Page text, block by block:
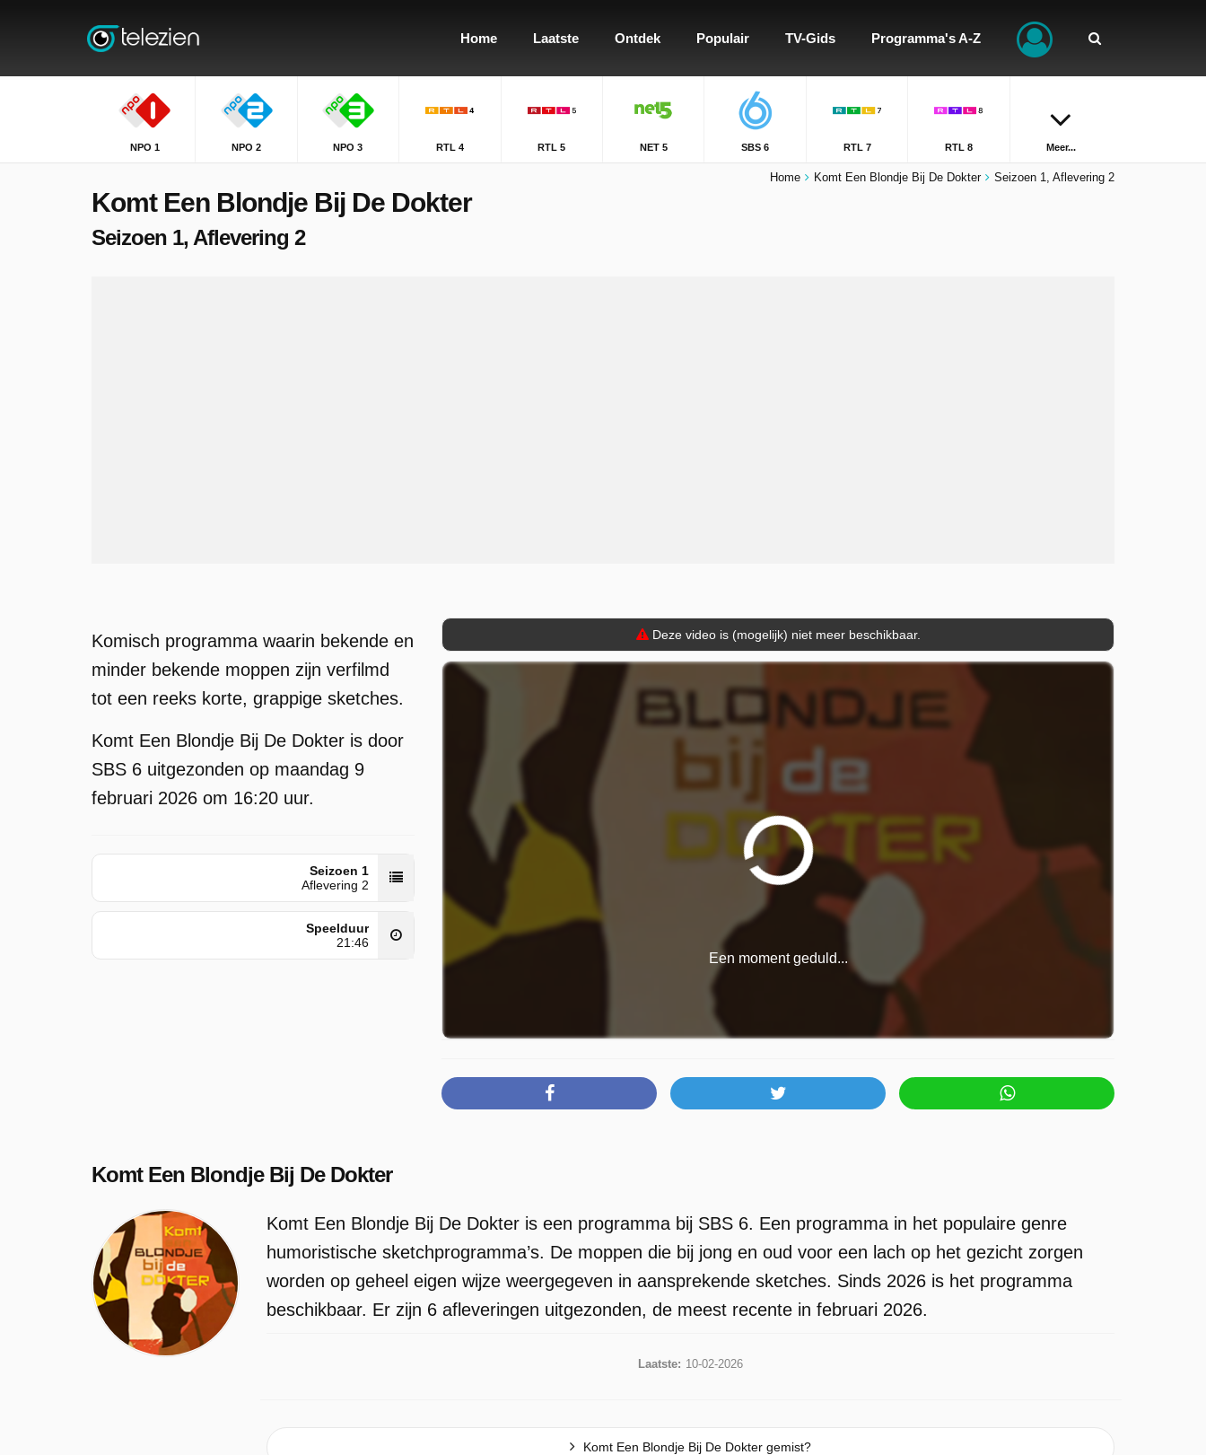
Home Laatste Ontdek Populair TV-Gids Programma's A-Z
NPO 1 NPO 2 NPO 3 RTL 4 RTL 5 NET 5 SBS 6 RTL 7 RTL 8 Meer...
Home Komt Een Blondje Bij De Dokter Seizoen 1, Aflevering 2
Komt Een Blondje Bij De Dokter
Seizoen 1, Aflevering 2
Komisch programma waarin bekende en
minder bekende moppen zijn verfilmd
tot een reeks korte, grappige sketches.
Komt Een Blondje Bij De Dokter is door
SBS 6 uitgezonden op maandag 9
februari 2026 om 16:20 uur.
Seizoen 1
Aflevering 2
Speelduur
21:46
Deze video is (mogelijk) niet meer beschikbaar.
Een moment geduld...
Komt Een Blondje Bij De Dokter
Komt Een Blondje Bij De Dokter is een programma bij SBS 6. Een programma in het populaire genre
humoristische sketchprogramma’s. De moppen die bij jong en oud voor een lach op het gezicht zorgen
worden op geheel eigen wijze weergegeven in aansprekende sketches. Sinds 2026 is het programma
beschikbaar. Er zijn 6 afleveringen uitgezonden, de meest recente in februari 2026.
Laatste: 10-02-2026
Komt Een Blondje Bij De Dokter gemist?